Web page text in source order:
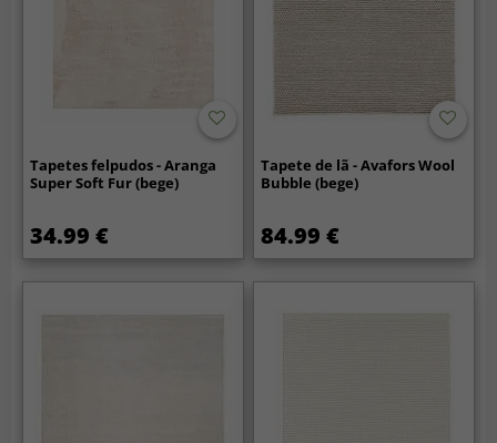
Tapetes felpudos - Aranga
Super Soft Fur (bege)
34.99 €
Tapete de lã - Avafors Wool
Bubble (bege)
84.99 €